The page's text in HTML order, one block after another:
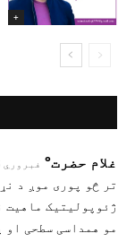
+
غلام حضرت° فبروري 5, 2025 At 7:47 pm
تر څو پوری موږ د
ژئوپولیتیک ماهیت
مو همداسی سطحی او